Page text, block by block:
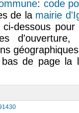
: code
de la mairie
dessous
bas de page